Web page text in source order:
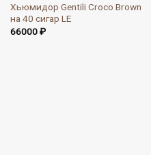
Хьюмидор Gentili Croco Brown
на 40 сигар LE
66000₽